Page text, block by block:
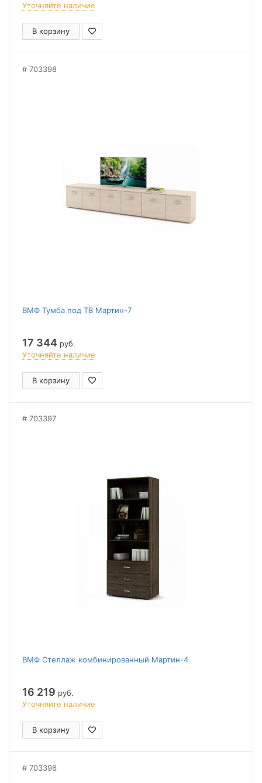
Уточняйте наличие
В корзину
703398
ВМФ Тумба под ТВ Мартин-7
17 344 руб.
Уточняйте наличие
В корзину
703397
ВМФ Стеллаж комбинированный Мартин-4
16 219 руб.
Уточняйте наличие
В корзину
703396